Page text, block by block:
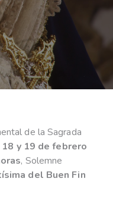
de la Sagrada
18 y 19 de febrero
, Solemne
del Buen Fin